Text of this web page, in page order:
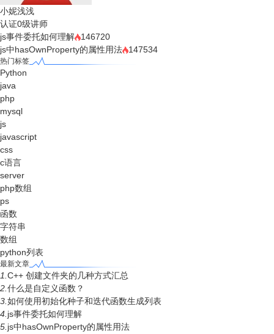
小妮浅浅
认证0级讲师
js事件委托如何理解
146720
js中hasOwnProperty的属性用法
147534
热门标签
Python
java
php
mysql
js
javascript
css
c语言
server
php数组
ps
函数
字符串
数组
python列表
最新文章
1. C++ 创建文件夹的几种方式汇总
2. 什么是自定义函数？
3. 如何使用初始化种子和迭代函数生成列表
4. js事件委托如何理解
5. js中hasOwnProperty的属性用法